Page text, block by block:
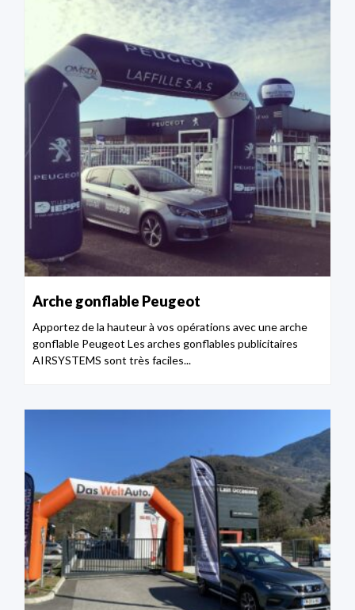
Arche gonflable Peugeot
Apportez de la hauteur à vos opérations avec une arche
gonflable Peugeot Les arches gonflables publicitaires
AIRSYSTEMS sont très faciles...